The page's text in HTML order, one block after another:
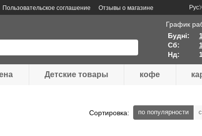
Пользовательское соглашение Отзывы о магазине Рус
График
Будні:
Сб:
Нд:
Детские товары кофе
Сортировка: по популярности